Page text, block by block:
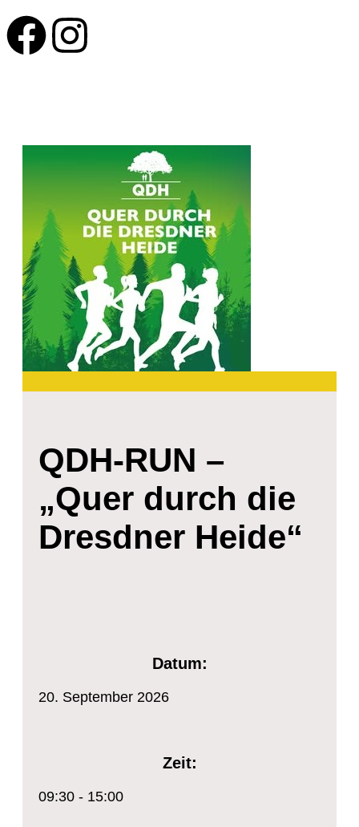
QDH-RUN –
„Quer durch die
Dresdner Heide“
Datum:
20. September 2026
Zeit:
09:30 - 15:00